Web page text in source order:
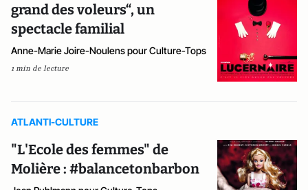
grand des voleurs“, un
spectacle familial
Anne-Marie Joire-Noulens pour Culture-Tops
1 min de lecture
ATLANTI-CULTURE
"L'Ecole des femmes" de
Molière : #balancetonbarbon